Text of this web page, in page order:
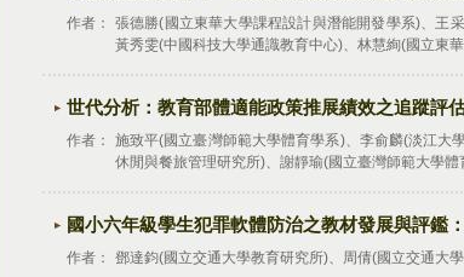
作者：
張德勝(國立東華大學課程設計與潛能開發學系)、王
黃秀雯(中國科技大學通識教育中心)、林慧絢(國立東
世代分析：教育部體適能政策推展績效之追蹤評
作者：
施致平(國立臺灣師範大學體育學系)、李俞麟(淡江大
休閒與餐旅管理研究所)、謝靜瑜(國立臺灣師範大學體
國小六年級學生犯罪軟體防治之教材發展與評鑑
作者： 鄧達鈞(國立交通大學教育研究所)、周倩(國立交通大